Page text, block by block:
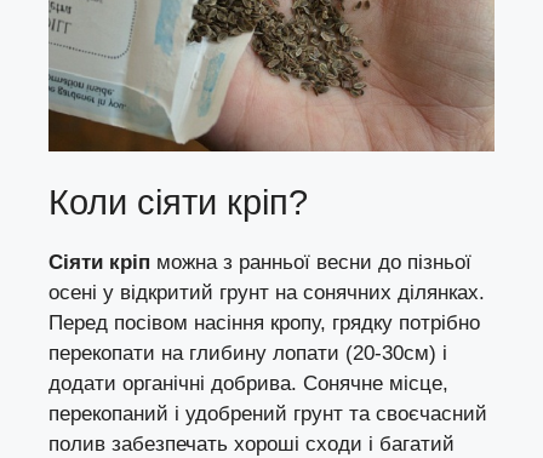
Коли сіяти кріп?
Сіяти кріп можна з ранньої весни до пізньої
осені у відкритий грунт на сонячних ділянках.
Перед посівом насіння кропу, грядку потрібно
перекопати на глибину лопати (20-30см) і
додати органічні добрива. Сонячне місце,
перекопаний і удобрений грунт та своєчасний
полив забезпечать хороші сходи і багатий